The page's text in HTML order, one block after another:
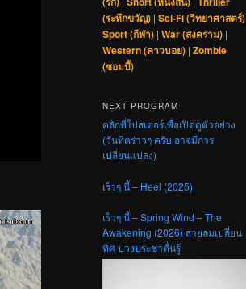
(ระทึกขวัญ) | Sci-Fi (วิทยาศาสตร์)
Sport (กีฬา) | War (สงคราม) |
Western (คาวบอย) | Zombie
(ซอมบี้)
NEXT PROGRAM
คลิกที่โปสเตอร์เพื่อเปิดดูตัวอย่าง
(วันที่คร่าวๆ ครับ อาจมีการ
เปลี่ยนแปลง)
เร็วๆ นี้ – Heel (2025)
เร็วๆ นี้ – Spring Wind – The
Awakening (2026) สายลมเปลี่ยน
ทิศ ปวงประชาตื่นรู้